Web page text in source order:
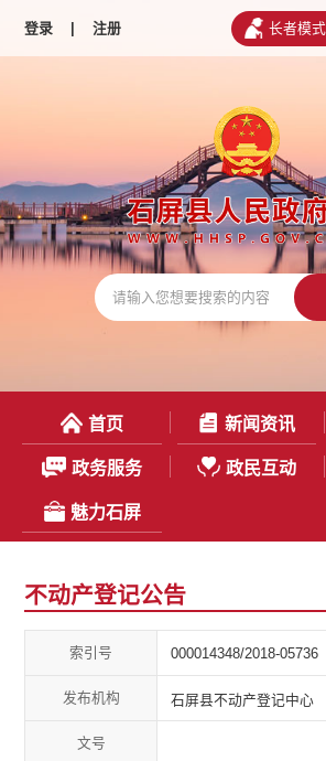
登录 | 注册 长者模式
首页 新闻资讯
政务服务 政民互动
魅力石屏
不动产登记公告
索引号 000014348/2018-05736
发布机构 石屏县不动产登记中心
文号